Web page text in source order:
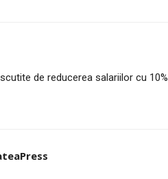
de reducerea salariilor cu 10%